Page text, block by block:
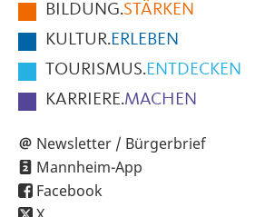
SeiteBILDUNG.STÄRKEN
KULTUR.ERLEBEN
TOURISMUS.ENTDECKEN
KARRIERE.MACHEN
Newsletter / Bürgerbrief
Mannheim-App
Facebook